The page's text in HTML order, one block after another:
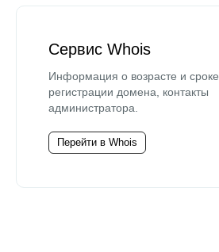
Сервис Whois
Информация о возрасте и сроке
регистрации домена, контакты
администратора.
Перейти в Whois